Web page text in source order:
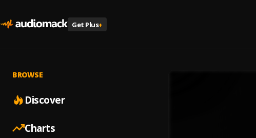
Get Plus+
BROWSE
Discover
Charts